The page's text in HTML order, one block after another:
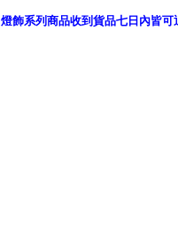
燈飾系列商品收到貨品七日內皆